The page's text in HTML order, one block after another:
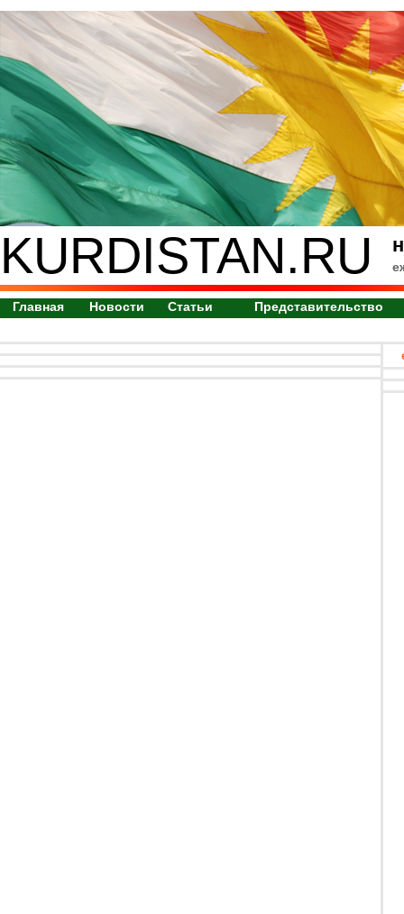
KURDISTAN.RU
Главная Новости Статьи Представительство